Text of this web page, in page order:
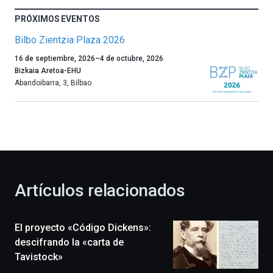
PRÓXIMOS EVENTOS
Bilbo Zientzia Plaza 2026
Un
año
más,
celebración
novena
edición
de
16 de septiembre, 2026–4 de octubre, 2026
Bizkaia Aretoa-EHU
Abandoibarra, 3, Bilbao
Artículos relacionados
El proyecto «Código Dickens»:
descifrando la «carta de
Tavistock»